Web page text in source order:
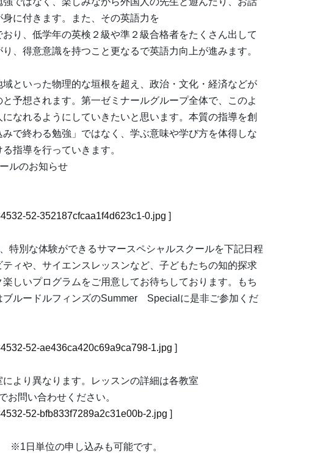
に付きます。また、その英語力を
り、低学年の英検２級や準２級合格者をたくさん出して
、得意意識を持つこと更なるで英語力向上が進みます。
といった物理的な垣根を超え、政治・文化・経済などが
予想されます。第一ゼミナールグループ全体で、このよ
なれるようにしていきたいと思います。本質の指導を創
で終わる勉強」ではなく、学ぶ意味や学び方を体得しな
指導を行っていきます。
ルのお知らせ
52-352187cfcaa1f4d623c1-0.jpg ]
特別な体験ができるサマースペシャルスクールを下記日程
ィや、サイエンスレッスンなど、子どもたちの知的探求
しいプログラムをご用意してお待ちしております。もち
ブルードルフィンズのSummer Specialに是非ご参加くだ
52-ae436ca420c69a9ca798-1.jpg ]
より異なります。レッスンの詳細は各教室
お問い合わせください。
52-bfb833f7289a2c31e00b-2.jpg ]
日単位の申し込みも可能です。